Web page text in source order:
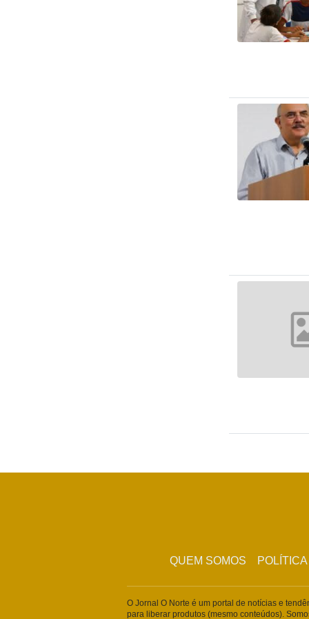
QUEM SOMOS
O Jornal O Norte é um portal de notícias e
para liberar produtos (mesmo conteúdos).